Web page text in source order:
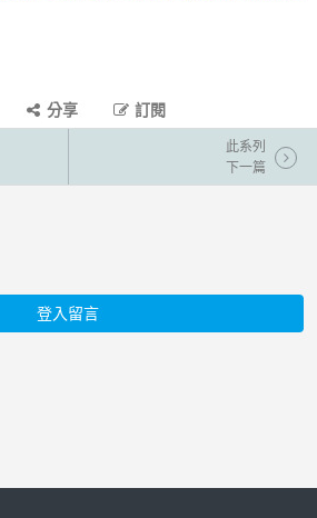
分享 訂閱
此系列
下一篇
登入留言